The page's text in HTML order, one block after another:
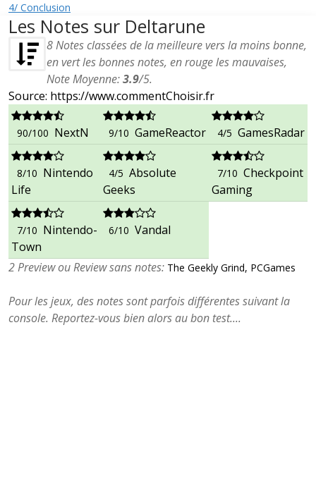
4/ Conclusion
Les Notes sur Deltarune
8Notes classées de la meilleure vers la moins bonne,
en vert les bonnes notes, en rouge les mauvaises,
Note Moyenne:3.9/5.
Source: https://www.commentChoisir.fr
90/100 NextN 9/10 GameReactor 4/5 GamesRadar
8/10 Nintendo
Life
4/5 Absolute
Geeks
7/10 Checkpoint
Gaming
7/10 Nintendo-
Town
6/10 Vandal
2 Preview ou Review sans notes: The Geekly Grind, PCGames
Pour les jeux, des notes sont parfois différentes suivant la
console. Reportez-vous bien alors au bon test....